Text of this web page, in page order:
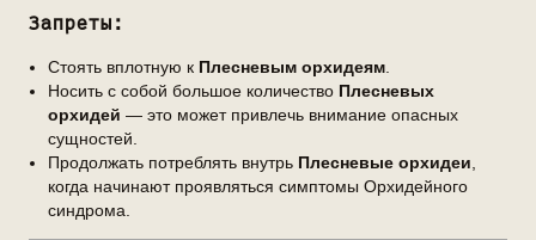
Запреты:
Стоять вплотную к Плесневым орхидеям
Носить с собой большое количество Плесневых
орхидей — это может привлечь внимание опасных
сущностей.
Продолжать потреблять внутрь Плесневые орхидеи
когда начинают проявляться симптомы Орхидейного
синдрома.